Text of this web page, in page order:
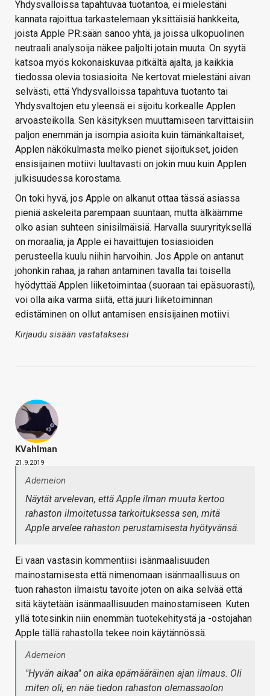
Yhdysvalloissa tapahtuvaa tuotantoa, ei mielestäni
kannata rajoittua tarkastelemaan yksittäisiä hankkeita,
joista Apple PR:sään sanoo yhtä, ja joissa ulkopuolinen
neutraali analysoija näkee paljolti jotain muuta. On syytä
katsoa myös kokonaiskuvaa pitkältä ajalta, ja kaikkia
tiedossa olevia tosiasioita. Ne kertovat mielestäni aivan
selvästi, että Yhdysvalloissa tapahtuva tuotanto tai
Yhdysvaltojen etu yleensä ei sijoitu korkealle Applen
arvoasteikolla. Sen käsityksen muuttamiseen tarvittaisiin
paljon enemmän ja isompia asioita kuin tämänkaltaiset,
Applen näkökulmasta melko pienet sijoitukset, joiden
ensisijainen motiivi luultavasti on jokin muu kuin Applen
julkisuudessa korostama.
On toki hyvä, jos Apple on alkanut ottaa tässä asiassa
pieniä askeleita parempaan suuntaan, mutta älkäämme
olko asian suhteen sinisilmäisiä. Harvalla suuryrityksellä
on moraalia, ja Apple ei havaittujen tosiasioiden
perusteella kuulu niihin harvoihin. Jos Apple on antanut
johonkin rahaa, ja rahan antaminen tavalla tai toisella
hyödyttää Applen liiketoimintaa (suoraan tai epäsuorasti),
voi olla aika varma siitä, että juuri liiketoiminnan
edistäminen on ollut antamisen ensisijainen motiivi.
Kirjaudu sisään vastataksesi
KVahlman
21.9.2019
Ademeion
Näytät arvelevan, että Apple ilman muuta kertoo
rahaston ilmoitetussa tarkoituksessa sen, mitä
Apple arvelee rahaston perustamisesta hyötyvänsä.
Ei vaan vastasin kommentiisi isänmaalisuuden
mainostamisesta että nimenomaan isänmaallisuus on
tuon rahaston ilmaistu tavoite joten on aika selvää että
sitä käytetään isänmaallisuuden mainostamiseen. Kuten
yllä totesinkin niin enemmän tuotekehitystä ja -ostojahan
Apple tällä rahastolla tekee noin käytännössä.
Ademeion
"Hyvän aikaa" on aika epämääräinen ajan ilmaus. Oli
miten oli, en näe tiedon rahaston olemassaolon